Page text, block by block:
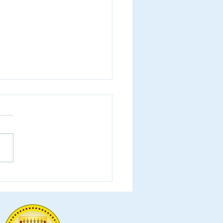
Smart Sampa
Laureados,